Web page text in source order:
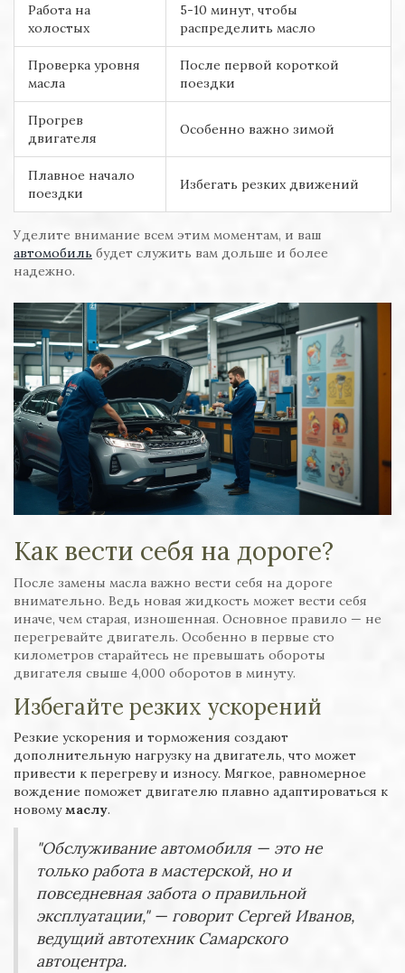
Работа на
холостых
5-10 минут, чтобы
распределить масло
Проверка уровня
масла
После первой короткой
поездки
Прогрев
двигателя
Особенно важно зимой
Плавное начало
поездки
Избегать резких движений
Уделите внимание всем этим моментам, и ваш
автомобиль будет служить вам дольше и более
надежно.
Как вести себя на дороге?
После замены масла важно вести себя на дороге
внимательно. Ведь новая жидкость может вести себя
иначе, чем старая, изношенная. Основное правило — не
перегревайте двигатель. Особенно в первые сто
километров старайтесь не превышать обороты
двигателя свыше 4,000 оборотов в минуту.
Избегайте резких ускорений
Резкие ускорения и торможения создают
дополнительную нагрузку на двигатель, что может
привести к перегреву и износу. Мягкое, равномерное
вождение поможет двигателю плавно адаптироваться к
новомумаслу.
"Обслуживание автомобиля — это не
только работа в мастерской, но и
повседневная забота о правильной
эксплуатации," — говорит Сергей Иванов,
ведущий автотехник Самарского
автоцентра.